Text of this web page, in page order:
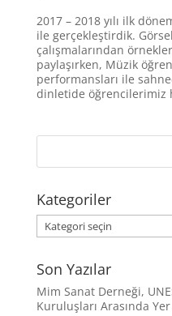
2017 – 2018 yılı ilk
ile gerçekleştirdik.
çalışmalarından
paylaşırken, Müzik
performansları ile
dinletide öğrencilerimiz
Kategoriler
Kategoriler
Son Yazılar
Mim Sanat Derneği,
Kuruluşları Arasında Yer